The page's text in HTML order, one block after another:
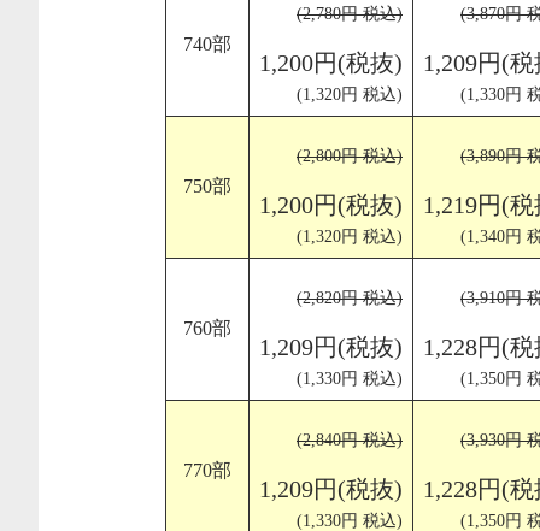
740部
(2,780円 税込)
1,200円(税抜)
(1,320円 税込)
(3,870円
1,209円(
(1,330円
750部
(2,800円 税込)
1,200円(税抜)
(1,320円 税込)
(3,890円
1,219円(
(1,340円
760部
(2,820円 税込)
1,209円(税抜)
(1,330円 税込)
(3,910円
1,228円(
(1,350円
770部
(2,840円 税込)
1,209円(税抜)
(1,330円 税込)
(3,930円
1,228円(
(1,350円